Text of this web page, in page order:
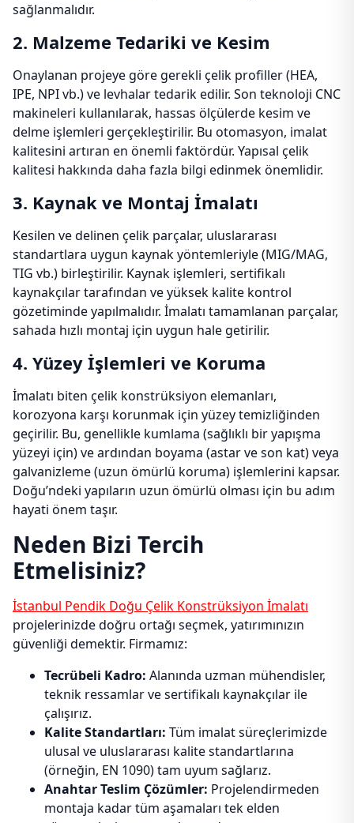
sağlanmalıdır.
2. Malzeme Tedariki ve Kesim
Onaylanan projeye göre gerekli çelik profiller (HEA,
IPE, NPI vb.) ve levhalar tedarik edilir. Son teknoloji CNC
makineleri kullanılarak, hassas ölçülerde kesim ve
delme işlemleri gerçekleştirilir. Bu otomasyon, imalat
kalitesini artıran en önemli faktördür. Yapısal çelik
kalitesi hakkında daha fazla bilgi edinmek önemlidir.
3. Kaynak ve Montaj İmalatı
Kesilen ve delinen çelik parçalar, uluslararası
standartlara uygun kaynak yöntemleriyle (MIG/MAG,
TIG vb.) birleştirilir. Kaynak işlemleri, sertifikalı
kaynakçılar tarafından ve yüksek kalite kontrol
gözetiminde yapılmalıdır. İmalatı tamamlanan parçalar,
sahada hızlı montaj için uygun hale getirilir.
4. Yüzey İşlemleri ve Koruma
İmalatı biten çelik konstrüksiyon elemanları,
korozyona karşı korunmak için yüzey temizliğinden
geçirilir. Bu, genellikle kumlama (sağlıklı bir yapışma
yüzeyi için) ve ardından boyama (astar ve son kat) veya
galvanizleme (uzun ömürlü koruma) işlemlerini kapsar.
Doğu’ndeki yapıların uzun ömürlü olması için bu adım
hayati önem taşır.
Neden Bizi Tercih
Etmelisiniz?
İstanbul Pendik Doğu Çelik Konstrüksiyon İmalatı
projelerinizde doğru ortağı seçmek, yatırımınızın
güvenliği demektir. Firmamız:
Tecrübeli Kadro: Alanında uzman mühendisler,
teknik ressamlar ve sertifikalı kaynakçılar ile
çalışırız.
Kalite Standartları: Tüm imalat süreçlerimizde
ulusal ve uluslararası kalite standartlarına
(örneğin, EN 1090) tam uyum sağlarız.
Anahtar Teslim Çözümler: Projelendirmeden
montaja kadar tüm aşamaları tek elden